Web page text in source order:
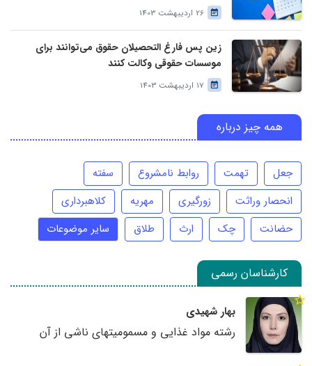
26 اردیبهشت 1403
زین پس فارغ التحصیلان حقوق می‌توانند برای
موسسات حقوقی وکالت کنند
17 اردیبهشت 1403
همه چیز درباره
جعل تهمت روابط نامشروع
سفته
انحصار وراثت
زورگیری مهریه
کلاهبرداری
حضانت
چک ارث طلاق سایر موضوعات
کارشناسان رسمی
بهار شهیدی
رشته مواد غذایی و مسمومیتهای ناشی از آن